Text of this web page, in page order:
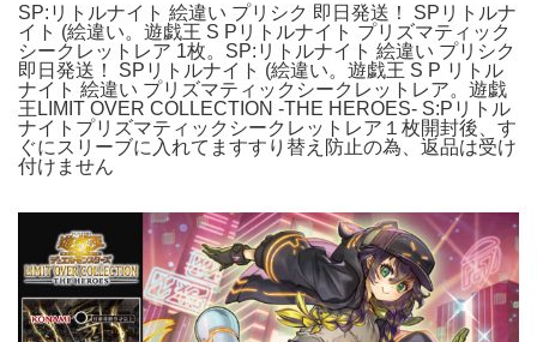
SP:リトルナイト 絵違い プリシク 即日発送！ SPリトルナ
イト (絵違い。遊戯王 S Pリトルナイト プリズマティック
シークレットレア 1枚。SP:リトルナイト 絵違い プリシク
即日発送！ SPリトルナイト (絵違い。遊戯王 S P リトル
ナイト 絵違い プリズマティックシークレットレア。遊戯
王LIMIT OVER COLLECTION -THE HEROES- S:Pリトル
ナイトプリズマティックシークレットレア１枚開封後、す
ぐにスリーブに入れてますすり替え防止の為、返品は受け
付けません